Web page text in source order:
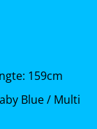
159cm
Blue / Multi